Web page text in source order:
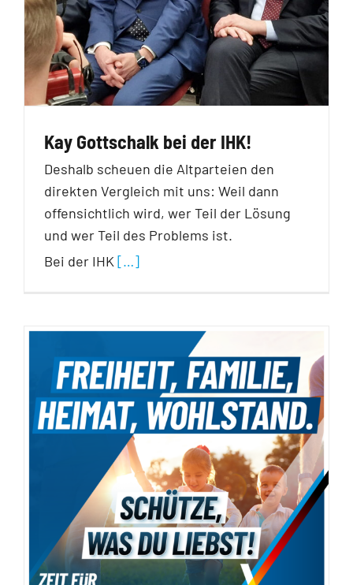
Kay Gottschalk bei der IHK!
Deshalb scheuen die Altparteien den
direkten Vergleich mit uns: Weil dann
offensichtlich wird, wer Teil der Lösung
und wer Teil des Problems ist.
Bei der IHK […]